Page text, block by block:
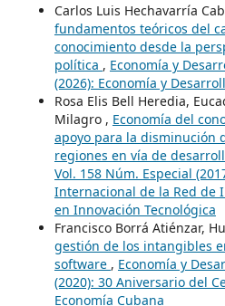
Carlos Luis Hechavarría
fundamentos teóricos del
conocimiento desde la
política , Economía y
(2026): Economía y
Rosa Elis Bell Heredia,
Milagro , Economía del
apoyo para la disminución
regiones en vía de
Vol. 158 Núm. Especial
Internacional de la Red de
en Innovación Tecnológica
Francisco Borrá Atiénzar,
gestión de los intangibles
software , Economía y
(2020): 30 Aniversario del
Economía Cubana